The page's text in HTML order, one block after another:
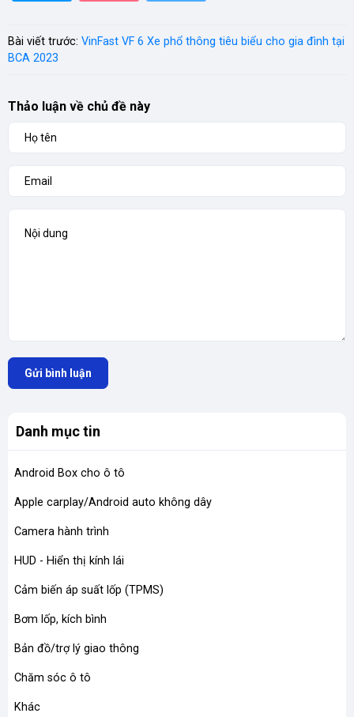
Bài viết trước: VinFast VF 6 Xe phổ thông tiêu biểu cho gia đình tại
BCA 2023
Thảo luận về chủ đề này
Gửi bình luận
Danh mục tin
Android Box cho ô tô
Apple carplay/Android auto không dây
Camera hành trình
HUD - Hiển thị kính lái
Cảm biến áp suất lốp (TPMS)
Bơm lốp, kích bình
Bản đồ/trợ lý giao thông
Chăm sóc ô tô
Khác